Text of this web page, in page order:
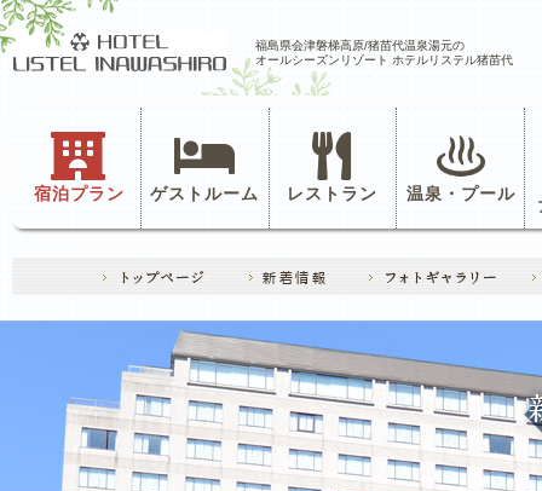
福島県会津磐梯高原/猪苗代温泉湯元の
オールシーズンリゾート ホテルリステル猪苗代
宿泊プラン ゲストルーム レストラン 温泉・プール